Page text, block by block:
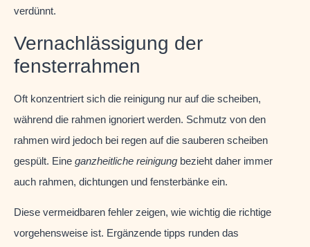
verdünnt.
Vernachlässigung der
fensterrahmen
Oft konzentriert sich die reinigung nur auf die scheiben,
während die rahmen ignoriert werden. Schmutz von den
rahmen wird jedoch bei regen auf die sauberen scheiben
gespült. Eine ganzheitliche reinigung bezieht daher immer
auch rahmen, dichtungen und fensterbänke ein.
Diese vermeidbaren fehler zeigen, wie wichtig die richtige
vorgehensweise ist. Ergänzende tipps runden das